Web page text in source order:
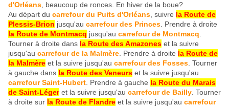
d'Orléans , beaucoup de ronces. En hiver de la boue?
Au départ du carrefour du Puits d'Orléans , suivre la Route de
Plessis-Brion jusqu'au carrefour des Princes . Prendre à droite
la Route de Montmacq jusqu'au carrefour de Montmacq
Tourner à droite dans la Route des Amazones et la suivre
jusqu'au carrefour de la Malmère . Prendre à droite la Route de
la Malmère et la suivre jusqu'au carrefour des Fosses . Tourner
à gauche dans la Route des Veneurs et la suivre jusqu'au
carrefour Saint-Hubert . Prendre à gauche la Route du Marais
de Saint-Léger et la suivre jusqu'au carrefour de Bailly . Tourner
à droite sur la Route de Flandre et la suivre jusqu'au carrefour